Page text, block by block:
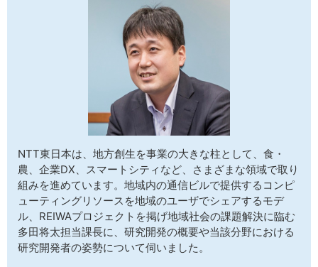
NTT東日本は、地方創生を事業の大きな柱として、食・
農、企業DX、スマートシティなど、さまざまな領域で取り
組みを進めています。地域内の通信ビルで提供するコンピ
ューティングリソースを地域のユーザでシェアするモデ
ル、REIWAプロジェクトを掲げ地域社会の課題解決に臨む
多田将太担当課長に、研究開発の概要や当該分野における
研究開発者の姿勢について伺いました。